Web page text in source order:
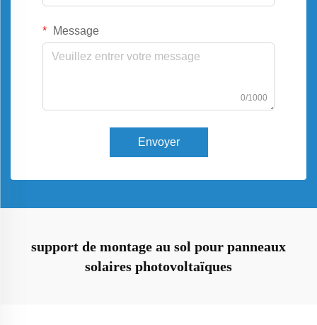
Message
0/1000
Envoyer
support de montage au sol pour panneaux
solaires photovoltaïques